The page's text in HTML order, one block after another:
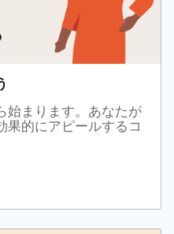
始まります。あなたが
果的にアピールするコ